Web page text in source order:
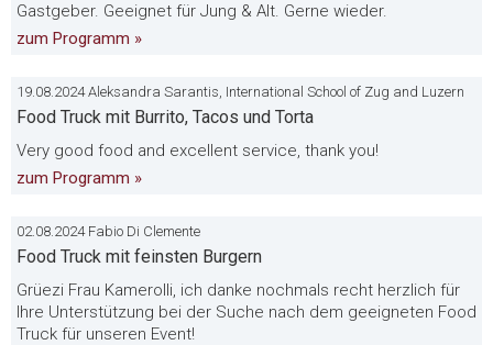
Gastgeber. Geeignet für Jung & Alt. Gerne wieder.
zum Programm »
19.08.2024 Aleksandra Sarantis, International School of Zug and Luzern
Food Truck mit Burrito, Tacos und Torta
Very good food and excellent service, thank you!
zum Programm »
02.08.2024 Fabio Di Clemente
Food Truck mit feinsten Burgern
Grüezi Frau Kamerolli, ich danke nochmals recht herzlich für
Ihre Unterstützung bei der Suche nach dem geeigneten Food
Truck für unseren Event!